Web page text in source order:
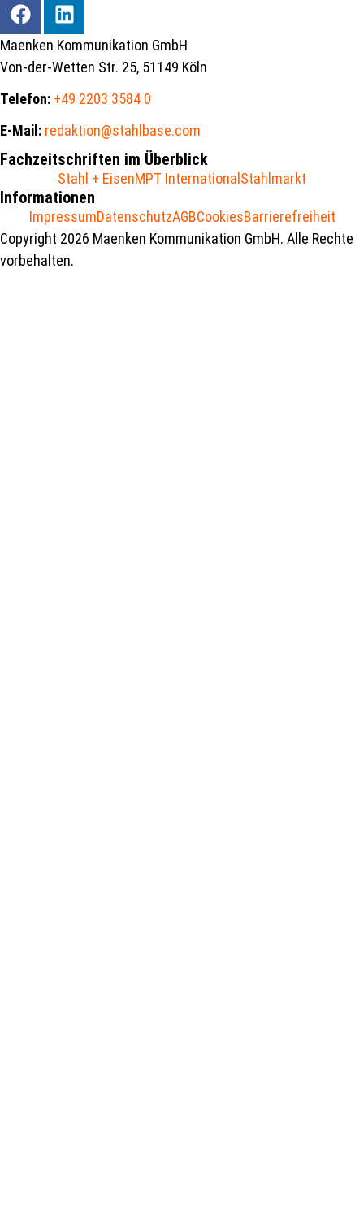
Maenken Kommunikation GmbH
Von-der-Wetten Str. 25, 51149 Köln
Telefon: +49 2203 3584 0
E-Mail: redaktion@stahlbase.com
Fachzeitschriften im Überblick
Stahl + EisenMPT International Stahlmarkt
Informationen
ImpressumDatenschutzAGBCookiesBarrierefreiheit
Copyright 2026 Maenken Kommunikation GmbH. Alle Rechte
vorbehalten.